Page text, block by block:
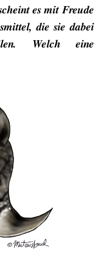
es mit Freude
die sie dabei
Welch eine